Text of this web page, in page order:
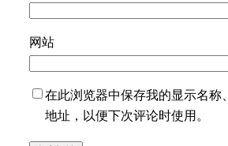
网站
在此浏览器中保存我的显示名称
地址，以便下次评论时使用。